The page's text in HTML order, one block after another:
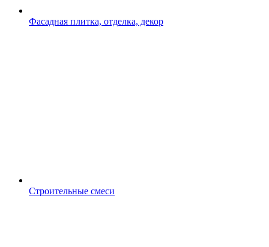
Фасадная плитка, отделка, декор
Строительные смеси